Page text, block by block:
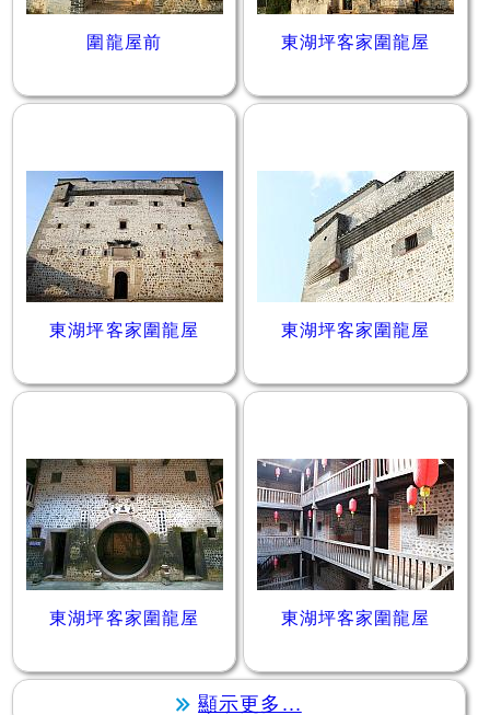
圍龍屋前 東湖坪客家圍龍屋
東湖坪客家圍龍屋 東湖坪客家圍龍屋
東湖坪客家圍龍屋 東湖坪客家圍龍屋
顯示更多...